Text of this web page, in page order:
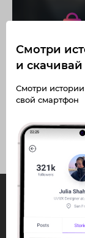
Получите
Загружайте
ограничений
InstaPie
Смотри
и
Смотри
свой смартфон